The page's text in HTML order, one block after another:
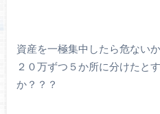
資産を一極集中したら危ないか
２０万ずつ５か所に分けたと
か？？？